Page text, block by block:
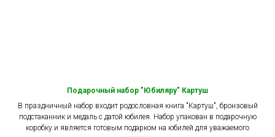
Подарочный набор "Юбиляру" Картуш
В праздничный набор входит родословная книга "Картуш", бронзовый
подстаканник и медаль с датой юбилея. Набор упакован в подарочную
коробку и является готовым подарком на юбилей для уважаемого